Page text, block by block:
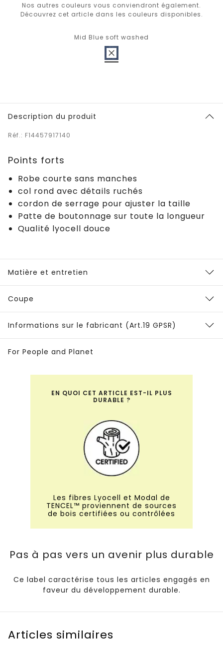
Nos autres couleurs vous conviendront également.
Découvrez cet article dans les couleurs disponibles.
Mid Blue soft washed
Description du produit
Réf.: F14457917140
Points forts
Robe courte sans manches
col rond avec détails ruchés
cordon de serrage pour ajuster la taille
Patte de boutonnage sur toute la longueur
Qualité lyocell douce
Matière et entretien
Coupe
Informations sur le fabricant (Art.19 GPSR)
For People and Planet
EN QUOI CET ARTICLE EST-IL PLUS
DURABLE ?
Les fibres Lyocell et Modal de
TENCEL™ proviennent de sources
de bois certifiées ou contrôlées
Pas à pas vers un avenir plus durable
Ce label caractérise tous les articles engagés en
faveur du développement durable.
Articles similaires